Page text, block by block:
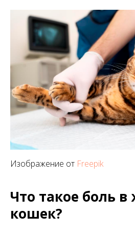
Изображение от Freepik
Что такое боль в
кошек?